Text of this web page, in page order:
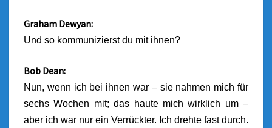
Graham Dewyan:
Und so kommunizierst du mit ihnen?
Bob Dean:
Nun, wenn ich bei ihnen war – sie nahmen mich für
sechs Wochen mit; das haute mich wirklich um –
aber ich war nur ein Verrückter. Ich drehte fast durch.